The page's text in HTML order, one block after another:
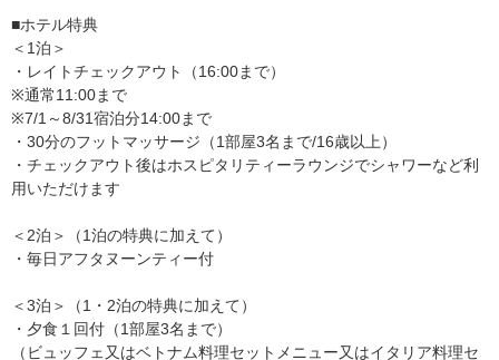
■ホテル特典
＜1泊＞
・レイトチェックアウト（16:00まで）
※通常11:00まで
※7/1～8/31宿泊分14:00まで
・30分のフットマッサージ（1部屋3名まで/16歳以上）
・チェックアウト後はホスピタリティーラウンジでシャワーなど利
用いただけます
＜2泊＞（1泊の特典に加えて）
・毎日アフタヌーンティー付
＜3泊＞（1・2泊の特典に加えて）
・夕食１回付（1部屋3名まで）
（ビュッフェ又はベトナム料理セットメニュー又はイタリア料理セ